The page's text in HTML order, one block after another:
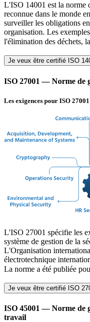
L'ISO 14001 est la norme
reconnue dans le monde
surveiller les obligations
organisation. Les
l'élimination des déchets,
Je veux être certifié ISO
ISO 27001 — Norme de
Les exigences pour ISO 27001
L'ISO 27001 spécifie les
système de gestion de la
L'Organisation
électrotechnique
La norme a été publiée
Je veux être certifié ISO
ISO 45001 — Norme de
travail